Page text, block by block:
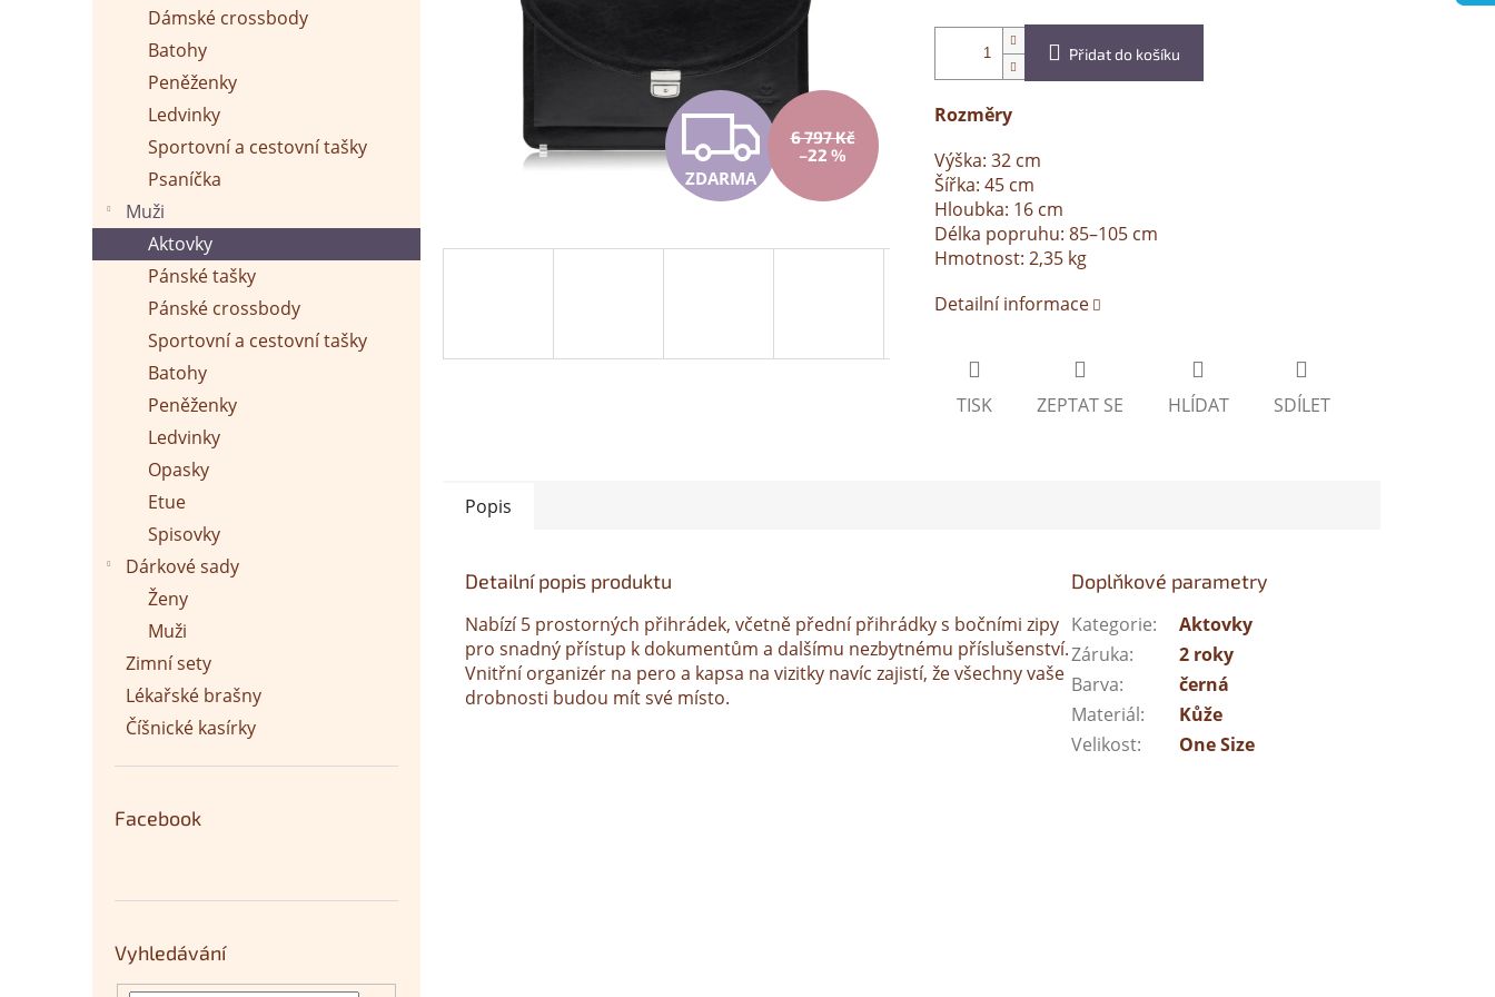
Dámské crossbody
Batohy
Peněženky
Ledvinky
Sportovní a cestovní tašky
Psaníčka
Muži
Aktovky
Pánské tašky
Pánské crossbody
Sportovní a cestovní tašky
Batohy
Peněženky
Ledvinky
Opasky
Etue
Spisovky
Dárkové sady
Ženy
Muži
Zimní sety
Lékařské brašny
Číšnické kasírky
Facebook
Vyhledávání
Z
D
R
ZDARMA
6 797 Kč
–22 %
Přidat do košíku
Rozměry
Výška: 32 cm
Šířka: 45 cm
Hloubka: 16 cm
Délka popruhu: 85–105 cm
Hmotnost: 2,35 kg
Detailní informace
TISK ZEPTAT SE HLÍDAT SDÍLET
Popis
Detailní popis produktu
Nabízí 5 prostorných přihrádek, včetně přední přihrádky s bočními zipy
pro snadný přístup k dokumentům a dalšímu nezbytnému příslušenství.
Vnitřní organizér na pero a kapsa na vizitky navíc zajistí, že všechny vaše
drobnosti budou mít své místo.
Doplňkové parametry
Kategorie:
Aktovky
Záruka:
2 roky
Barva:
černá
Materiál:
Kůže
Velikost: One Size